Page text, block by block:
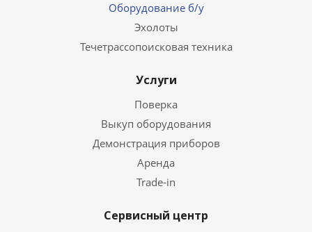
Оборудование б/у
Эхолоты
Течетрассопоисковая техника
Услуги
Поверка
Выкуп оборудования
Демонстрация приборов
Аренда
Trade-in
Сервисный центр